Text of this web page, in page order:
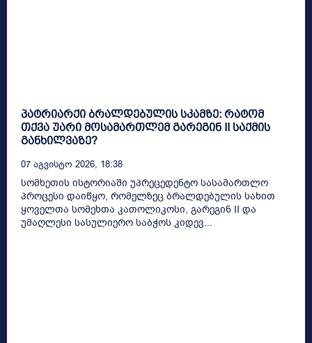
პატრიარქი ბრალდებულის სკამზე: რატომ
თქვა უარი მოსამართლემ გარეგინ II საქმის
განხილვაზე?
07 Აგვისტო 2026, 18:38
სომხეთის ისტორიაში უპრეცედენტო სასამართლო
პროცესი დაიწყო, რომელზეც ბრალდებულის სახით
ყოველთა სომეხთა კათოლიკოსი, გარეგინ II და
უმაღლესი სასულიერო საბჭოს კიდევ...